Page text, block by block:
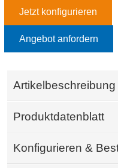
Jetzt konfigurieren
Angebot anfordern
Artikelbeschreibung
Produktdatenblatt
Konfigurieren &